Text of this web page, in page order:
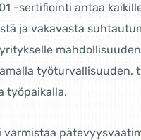
-sertifiointi antaa
ja vakavasta
työturvallisuuden,
työpaikalla.
varmistaa